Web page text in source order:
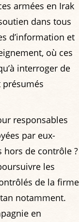
armées en Irak
dans tous
d’information et
où ces
interroger de
responsables
par eux-
hors de contrôle ?
les
de la firme
notamment.
en